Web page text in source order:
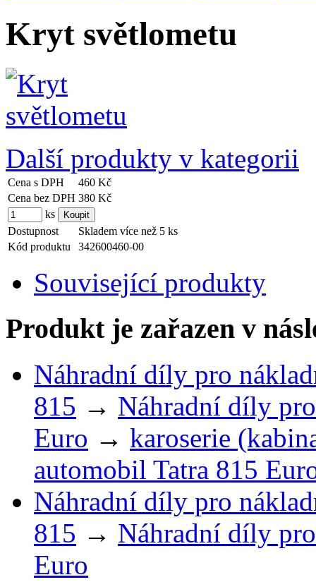
Kryt světlometu
Další produkty v kategorii
Cena s DPH
460 Kč
Cena bez DPH 380 Kč
ks
Dostupnost
Skladem více než 5 ks
Kód produktu
342600460-00
Související produkty
Produkt je zařazen v
Náhradní díly pro
815 → Náhradní díly
Euro → karoserie
automobil Tatra 815
Náhradní díly pro
815 → Náhradní díly
Euro